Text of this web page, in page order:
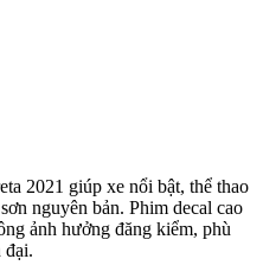
2021 giúp xe nổi bật, thể thao
nguyên bản. Phim decal cao
ảnh hưởng đăng kiểm, phù
đại.